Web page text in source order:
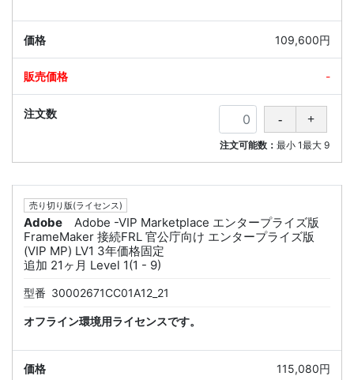
109,600円
-
注文可能数：最小 1最大 9
売り切り版(ライセンス)
Adobe
Adobe -VIP Marketplace エンタープライズ版
FrameMaker 接続FRL 官公庁向け エンタープライズ版
(VIP MP) LV1 3年価格固定
追加 21ヶ月 Level 1(1 - 9)
型番 30002671CC01A12_21
オフライン環境用ライセンスです。
115,080円